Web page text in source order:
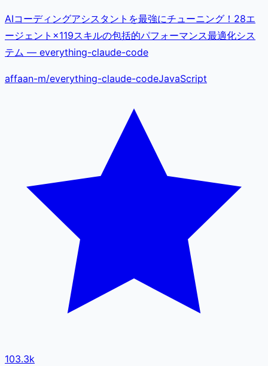
AIコーディングアシスタントを最強にチューニング！28エ
ージェント×119スキルの包括的パフォーマンス最適化シス
テム — everything-claude-code
affaan-m/everything-claude-codeJavaScript
103.3k